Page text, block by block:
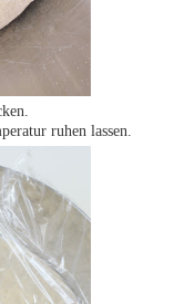
ruhen lassen.